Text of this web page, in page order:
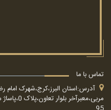
تماس با ما
آدرس:استان البرز،کرج،شهرک امام